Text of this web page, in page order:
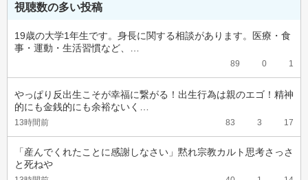
視聴数の多い投稿
19歳の大学1年生です。身長に関する相談があります。医療・食
事・運動・生活習慣など、…
89 0 1
やっぱり反出生こそが幸福に繋がる！出生行為は親のエゴ！精神
的にも金銭的にも余裕ないく…
13時間前 83 3 17
「産んでくれたことに感謝しなさい」黙れ宗教カルト思考さっさ
と死ねや